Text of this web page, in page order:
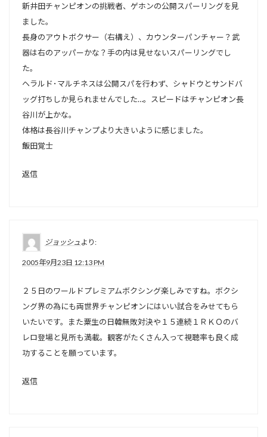
新井田チャンピオンの挑戦者、ゲホンの公開スパーリングを見
ました。
長身のアウトボクサー（右構え）、カウンターパンチャー？武
器は右のアッパーかな？手の内は見せないスパーリングでし
た。
ヘラルド･マルチネスは公開スパを行わず、シャドウとサンドバ
ッグ打ちしか見られませんでした…。スピードはチャンピオン長
谷川が上かな。
体格は長谷川チャンプより大きいように感じました。
飯田覚士
返信
ジョッシュ より:
2005年9月23日 12:13 PM
２５日のワールドプレミアムボクシング楽しみですね。ボクシ
ング界の為にも両世界チャンピオンにはいい試合をみせてもら
いたいです。また粟生の日韓無敗対決や１５連続１ＲＫＯのバ
レロ登場と見所も満載。観客がたくさん入って視聴率も良く成
功することを願っています。
返信